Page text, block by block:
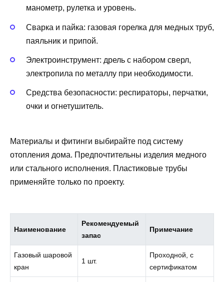
манометр, рулетка и уровень.
Сварка и пайка: газовая горелка для медных труб,
паяльник и припой.
Электроинструмент: дрель с набором сверл,
электропила по металлу при необходимости.
Средства безопасности: респираторы, перчатки,
очки и огнетушитель.
Материалы и фитинги выбирайте под систему
отопления дома. Предпочтительны изделия медного
или стального исполнения. Пластиковые трубы
применяйте только по проекту.
Наименование
Рекомендуемый
запас
Примечание
Газовый шаровой
кран
1 шт.
Проходной, с
сертификатом